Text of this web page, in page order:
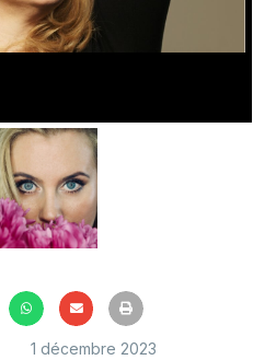
1 décembre 2023